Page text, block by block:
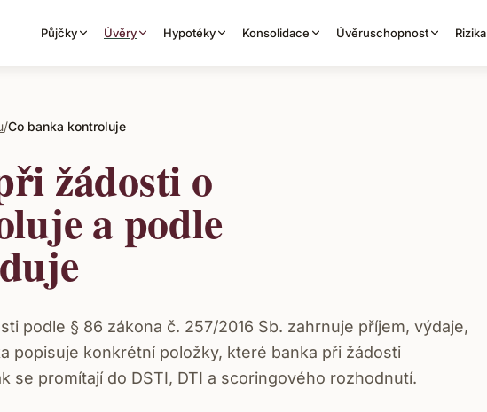
Půjčky Úvěry Hypotéky Konsolidace Úvěruschopnost Rizika
/Co banka kontroluje
žádosti o
a podle
podle § 86 zákona č. 257/2016 Sb. zahrnuje příjem, výdaje,
popisuje konkrétní položky, které banka při žádosti
se promítají do DSTI, DTI a scoringového rozhodnutí.